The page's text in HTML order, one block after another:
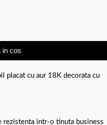
in cos
placat cu aur 18K decorata cu
rezistenta intr-o tinuta business